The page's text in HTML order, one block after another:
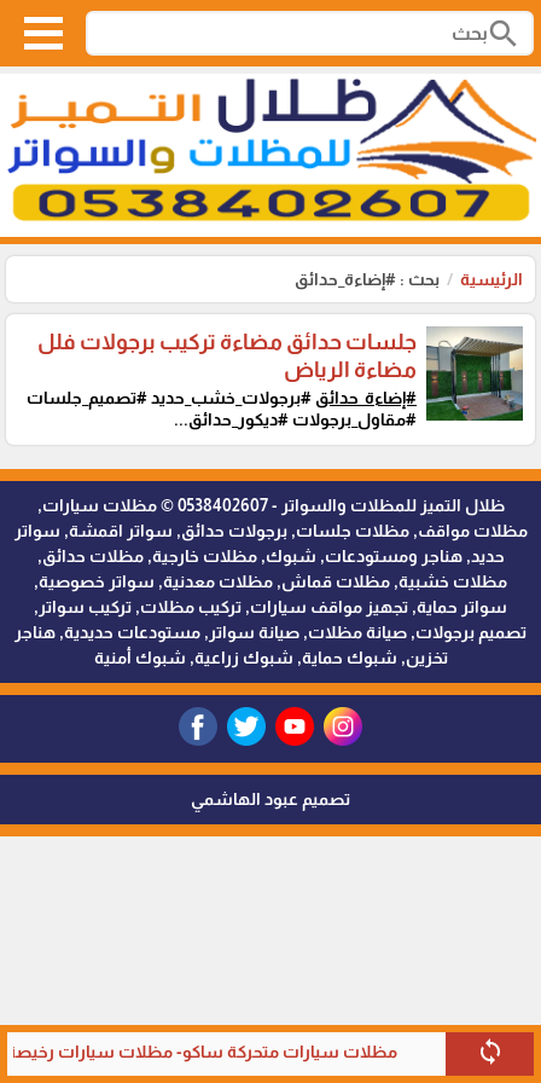
search
الرئيسية بحث : #إضاءة_حدائق
sync مظلات سيارات متحركة ساكو- مظلات سيارات رخيصة
جلسات حدائق مضاءة تركيب برجولات فلل
مضاءة الرياض
#إضاءة_حدائق #برجولات_خشب_حديد #تصميم_جلسات
#مقاول_برجولات #ديكور_حدائق...
ظلال التميز للمظلات والسواتر - 0538402607 © مظلات سيارات,
مظلات مواقف, مظلات جلسات, برجولات حدائق, سواتر اقمشة, سواتر
حديد, هناجر ومستودعات, شبوك, مظلات خارجية, مظلات حدائق,
مظلات خشبية, مظلات قماش, مظلات معدنية, سواتر خصوصية,
سواتر حماية, تجهيز مواقف سيارات, تركيب مظلات, تركيب سواتر,
تصميم برجولات, صيانة مظلات, صيانة سواتر, مستودعات حديدية, هناجر
تخزين, شبوك حماية, شبوك زراعية, شبوك أمنية
تصميم عبود الهاشمي